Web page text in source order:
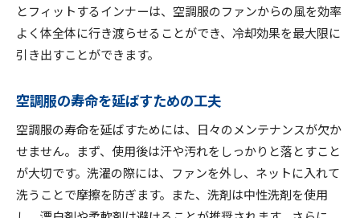
空調服の事故対策と安全使用法
空調服禁止の理由とその対策
快適な空調服の選び方とメンテ法
空調服の寿命を延ばすメンテナンス方法
空調服とインナーで涼しさを最大化
空調服の事故防止方法と安全対策
空調服の禁止される理由とその背景
空調服の冷却プレート選び方ガイド
とフィットするインナーは、空調服のファンからの風を効率
よく体全体に行き渡らせることができ、冷却効果を最大限に
引き出すことができます。
空調服の寿命を延ばすための工夫
空調服の寿命を延ばすためには、日々のメンテナンスが欠か
せません。まず、使用後は汗や汚れをしっかりと落とすこと
が大切です。洗濯の際には、ファンを外し、ネットに入れて
洗うことで摩擦を防ぎます。また、洗剤は中性洗剤を使用